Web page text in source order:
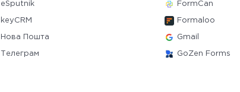
eSputnik
keyCRM
Нова Пошта
Телеграм
FormCan
Formaloo
Gmail
GoZen Forms